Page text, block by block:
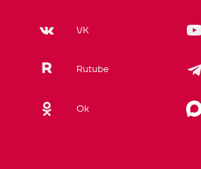
VK
Rutube
Ok